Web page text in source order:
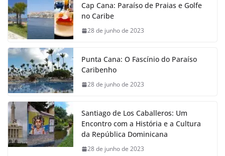
Cap Cana: Paraíso de Praias e Golfe
no Caribe
28 de junho de 2023
Punta Cana: O Fascínio do Paraíso
Caribenho
28 de junho de 2023
Santiago de Los Caballeros: Um
Encontro com a História e a Cultura
da República Dominicana
28 de junho de 2023